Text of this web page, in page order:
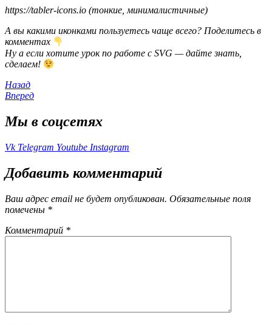
https://tabler-icons.io (тонкие, минималистичные)
А вы какими иконками пользуетесь чаще всего? Поделитесь в
комментах
Ну а если хотите урок по работе с SVG — дайте знать,
сделаем!
Назад
Вперед
Мы в соцсетях
Vk Telegram Youtube Instagram
Добавить комментарий
Ваш адрес email не будет опубликован. Обязательные поля
помечены *
Комментарий *